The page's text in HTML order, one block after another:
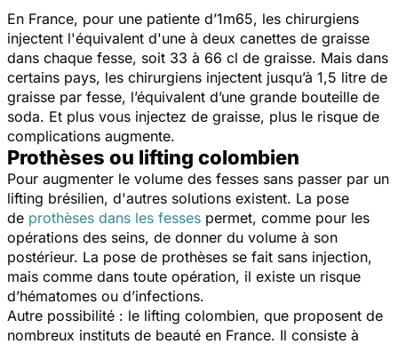
En France, pour une patiente d’1m65, les chirurgiens
injectent l'équivalent d'une à deux canettes de graisse
dans chaque fesse, soit 33 à 66 cl de graisse. Mais dans
certains pays, les chirurgiens injectent jusqu’à 1,5 litre de
graisse par fesse, l’équivalent d’une grande bouteille de
soda. Et plus vous injectez de graisse, plus le risque de
complications augmente.
Prothèses ou lifting colombien
Pour augmenter le volume des fesses sans passer par un
lifting brésilien, d'autres solutions existent. La pose
de prothèses dans les fesses permet, comme pour les
opérations des seins, de donner du volume à son
postérieur. La pose de prothèses se fait sans injection,
mais comme dans toute opération, il existe un risque
d’hématomes ou d’infections.
Autre possibilité : le lifting colombien, que proposent de
nombreux instituts de beauté en France. Il consiste à